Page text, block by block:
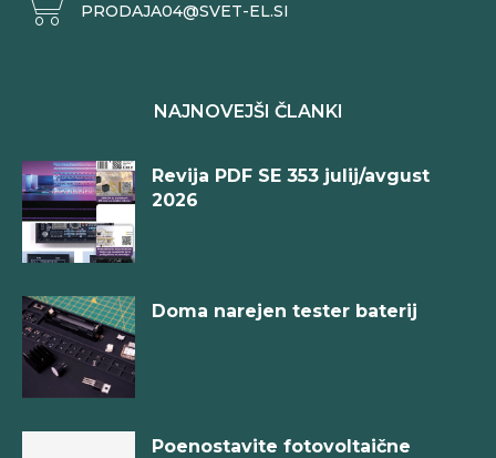
PRODAJA04@SVET-EL.SI
NAJNOVEJŠI ČLANKI
Revija PDF SE 353 julij/avgust
2026
Doma narejen tester baterij
Poenostavite fotovoltaične